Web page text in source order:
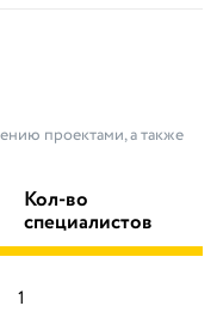
проектами, а также
Кол-во
специалистов
1